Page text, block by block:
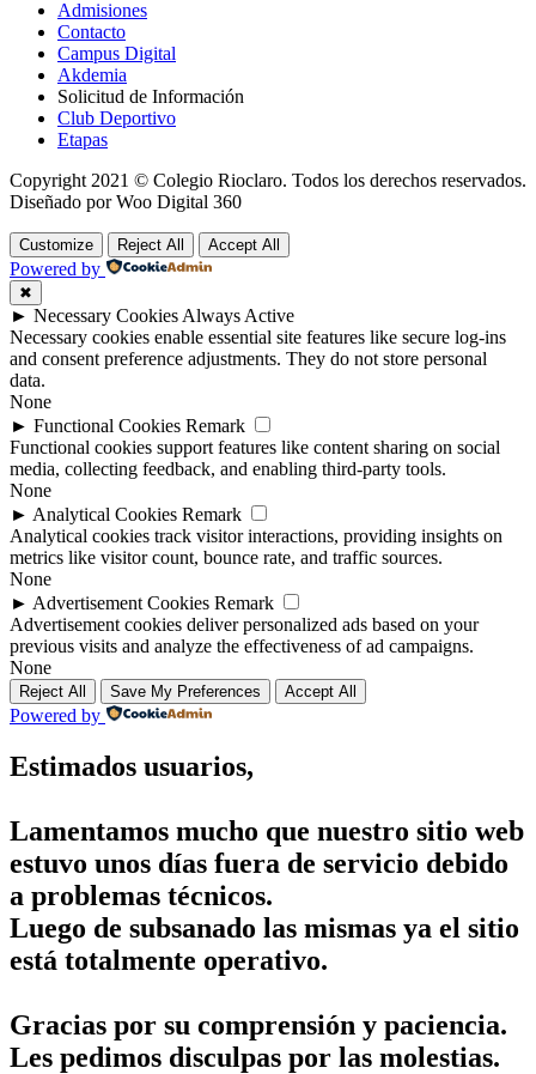
Admisiones
Contacto
Campus Digital
Akdemia
Solicitud de Información
Club Deportivo
Etapas
Copyright 2021 © Colegio Rioclaro. Todos los derechos reservados.
Diseñado por Woo Digital 360
Customize Reject All Accept All
Powered by
✖
► Necessary Cookies Always Active
Necessary cookies enable essential site features like secure log-ins
and consent preference adjustments. They do not store personal
data.
None
► Functional Cookies Remark
Functional cookies support features like content sharing on social
media, collecting feedback, and enabling third-party tools.
None
► Analytical Cookies Remark
Analytical cookies track visitor interactions, providing insights on
metrics like visitor count, bounce rate, and traffic sources.
None
► Advertisement Cookies Remark
Advertisement cookies deliver personalized ads based on your
previous visits and analyze the effectiveness of ad campaigns.
None
Reject All Save My Preferences Accept All
Powered by
Estimados usuarios,
Lamentamos mucho que nuestro sitio web
estuvo unos días fuera de servicio debido
a problemas técnicos.
Luego de subsanado las mismas ya el sitio
está totalmente operativo.
Gracias por su comprensión y paciencia.
Les pedimos disculpas por las molestias.